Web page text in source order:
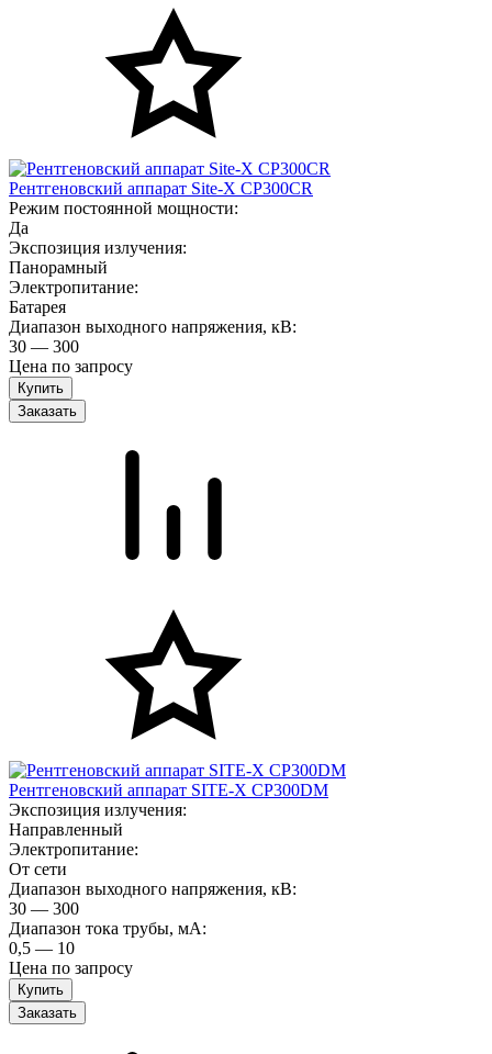
Рентгеновский аппарат Site-X CP300CR
Режим постоянной мощности:
Да
Экспозиция излучения:
Панорамный
Электропитание:
Батарея
Диапазон выходного напряжения, кВ:
30 — 300
Цена по запросу
Заказать
Рентгеновский аппарат SITE-X CP300DM
Экспозиция излучения:
Направленный
Электропитание:
От сети
Диапазон выходного напряжения, кВ:
30 — 300
Диапазон тока трубы, мА:
0,5 — 10
Цена по запросу
Заказать